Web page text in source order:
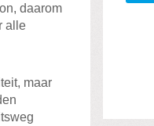
daarom
alle
maar